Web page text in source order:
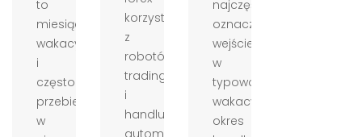
to
miesiąc
wakacyjny
i
często
przebiega
w
korzystających
z
robotów
tradingowych
i
handlu
automatycznego.
najczęściej
oznacza
wejście
w
typowo
wakacyjny
okres